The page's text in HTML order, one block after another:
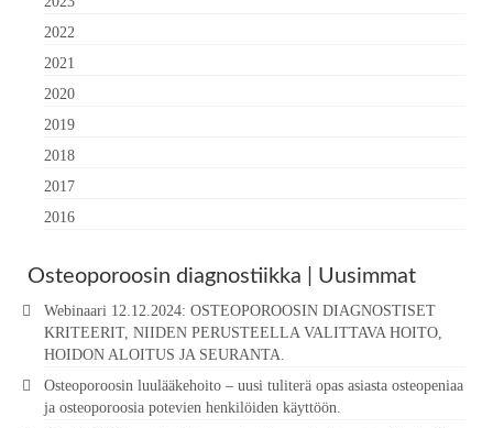
2022
2021
2020
2019
2018
2017
2016
Osteoporoosin diagnostiikka | Uusimmat
Webinaari 12.12.2024: OSTEOPOROOSIN DIAGNOSTISET
KRITEERIT, NIIDEN PERUSTEELLA VALITTAVA HOITO,
HOIDON ALOITUS JA SEURANTA.
Osteoporoosin luulääkehoito – uusi tuliterä opas asiasta osteopeniaa
ja osteoporoosia potevien henkilöiden käyttöön.